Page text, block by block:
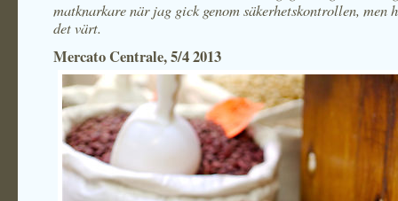
matknarkare när jag gick genom säkerhetskontrollen, men
det värt.
Mercato Centrale, 5/4 2013